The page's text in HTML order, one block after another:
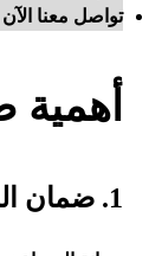
تواصل معنا
أهمية
1. ضمان السلامة